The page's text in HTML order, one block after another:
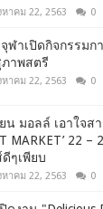
หาคม 22, 2563 0
ฬาเปิดกิจกรรมก
าพสตรี
หาคม 22, 2563 0
น มอลล์ เอาใจสา
MARKET’ 22
ๆเพียบ
หาคม 22, 2563 0